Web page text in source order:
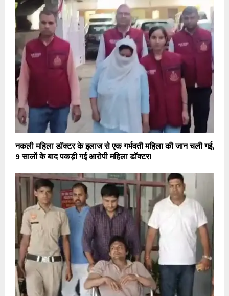
नकली महिला डॉक्टर के इलाज से एक गर्भवती महिला की जान चली गई,
9 सालों के बाद पकड़ी गई आरोपी महिला डॉक्टर।